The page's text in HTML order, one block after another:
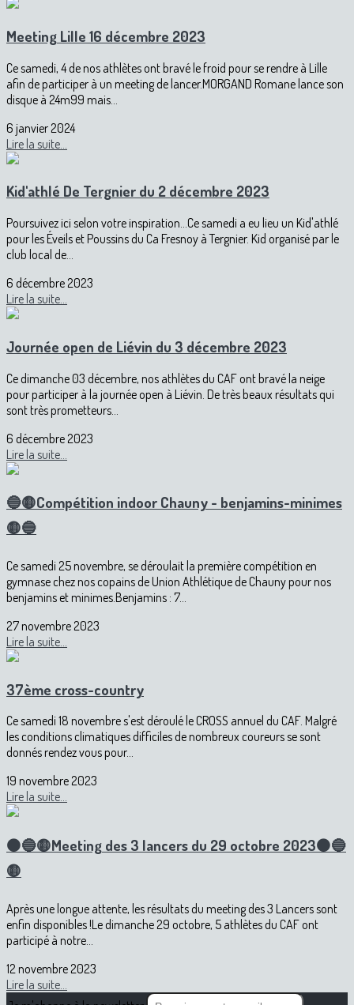
Meeting Lille 16 décembre 2023
Ce samedi, 4 de nos athlètes ont bravé le froid pour se rendre à Lille
afin de participer à un meeting de lancer.MORGAND Romane lance son
disque à 24m99 mais...
6 janvier 2024
Lire la suite...
Kid'athlé De Tergnier du 2 décembre 2023
Poursuivez ici selon votre inspiration...Ce samedi a eu lieu un Kid'athlé
pour les Éveils et Poussins du Ca Fresnoy à Tergnier. Kid organisé par le
club local de...
6 décembre 2023
Lire la suite...
Journée open de Liévin du 3 décembre 2023
Ce dimanche 03 décembre, nos athlètes du CAF ont bravé la neige
pour participer à la journée open à Liévin. De très beaux résultats qui
sont très prometteurs...
6 décembre 2023
Lire la suite...
🔵🟡Compétition indoor Chauny - benjamins-minimes
🟡🔵
Ce samedi 25 novembre, se déroulait la première compétition en
gymnase chez nos copains de Union Athlétique de Chauny pour nos
benjamins et minimes.Benjamins : 7...
27 novembre 2023
Lire la suite...
37ème cross-country
Ce samedi 18 novembre s'est déroulé le CROSS annuel du CAF. Malgré
les conditions climatiques difficiles de nombreux coureurs se sont
donnés rendez vous pour...
19 novembre 2023
Lire la suite...
⚫️🔵🟡Meeting des 3 lancers du 29 octobre 2023⚫️🔵
🟡
Après une longue attente, les résultats du meeting des 3 Lancers sont
enfin disponibles !Le dimanche 29 octobre, 5 athlètes du CAF ont
participé à notre...
12 novembre 2023
Lire la suite...